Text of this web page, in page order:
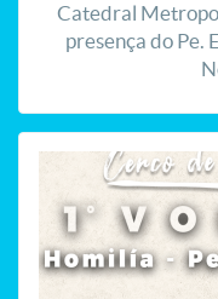
Catedral
presença do Pe.